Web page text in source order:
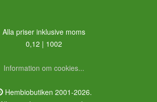
Alla priser inklusive moms
0,12 | 1002
Information om cookies...
Hembiobutiken 2001-2026.